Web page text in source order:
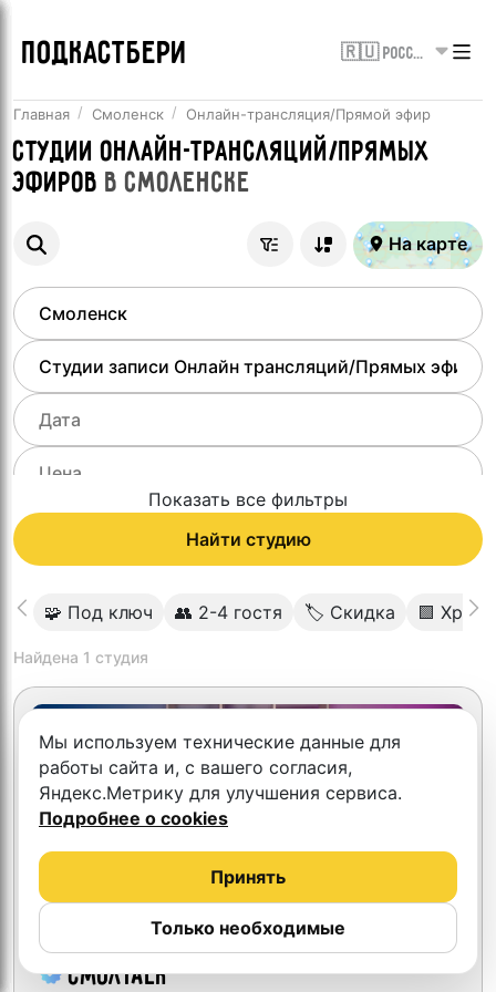
ПОДКАСТБЕРИ 🇷🇺 Россия
Главная Смоленск Онлайн-трансляция/Прямой эфир
Студии онлайн-трансляций/Прямых
эфиров вСмоленске
На карте
Показать все фильтры
Найти студию
🧩 Под ключ 👥 2-4 гостя 🏷 Скидка 🟩
Найдена 1 студия
СмолTalk
Мы используем технические данные для
работы сайта и, с вашего согласия,
Яндекс.Метрику для улучшения сервиса.
Подробнее о cookies
Только необходимые
Принять